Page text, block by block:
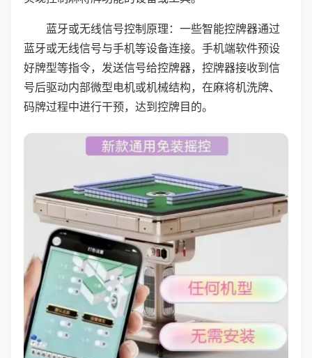
蓝牙或无线信号控制原理：一些智能控牌器通过
蓝牙或无线信号与手机等设备连接。手机端软件预设
好牌型等指令，发送信号给控牌器，控牌器接收到信
号后驱动内部微型电机或机械结构，在麻将机洗牌、
码牌过程中进行干预，达到控牌目的。